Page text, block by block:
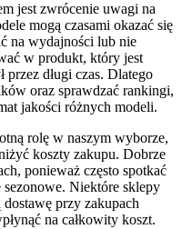
jest zwrócenie uwagi na
mogą czasami okazać się
na wydajności lub nie
w produkt, który jest
przez długi czas. Dlatego
oraz sprawdzać rankingi,
jakości różnych modeli.
rolę w naszym wyborze,
koszty zakupu. Dobrze
ponieważ często spotkać
Niektóre sklepy
przy zakupach
na całkowity koszt.